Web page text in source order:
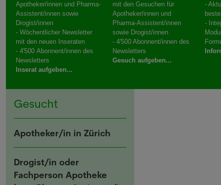
Apotheker/innen und Pharma-
Assistent/innen sowie
Drogist/innen
- Wöchentlicher Newsletter
mit den neuen Inseraten
- 4'500 Abonnent/innen des
Newsletters
Inserat aufgeben...
mit den Gesuchen für
Apotheker/innen und
Pharma-Assistent/innen
sowie Drogist/innen
- 4'500 Abonnent/innen des
Newsletters
Gesuch aufgeben...
-
-
Gesucht
Apotheker/in in Zürich
Drogist/in oder
Fachperson Apotheke